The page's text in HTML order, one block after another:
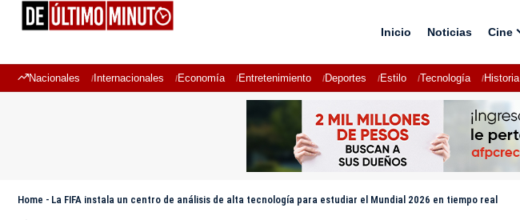
Inicio Noticias Cine
Nacionales Internacionales Economía Entretenimiento Deportes Estilo Tecnología Historia
Home - La FIFA instala un centro de análisis de alta tecnología para estudiar el Mundial 2026 en tiempo real